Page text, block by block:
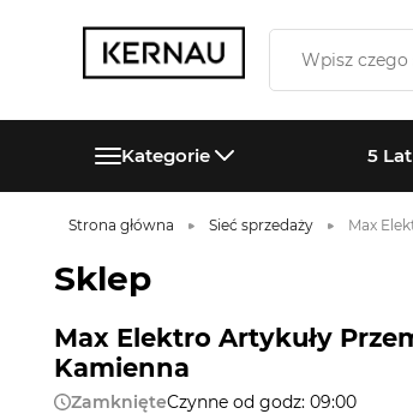
Kategorie 5
Strona główna Sieć sprzedaży Max
Sklep
Max Elektro Artykuły
Kamienna
ZamknięteCzynne od godz: 09:00